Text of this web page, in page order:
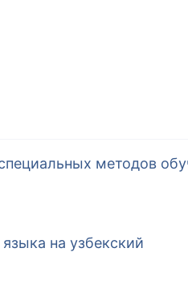
методов
на узбекский